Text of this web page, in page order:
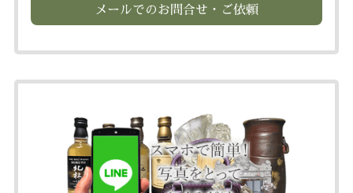
メールでのお問合せ・ご依頼